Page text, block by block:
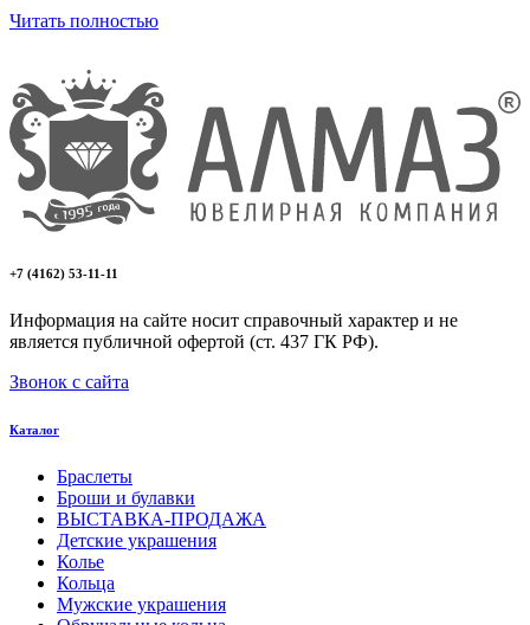
18.5
18.5-23
19
19-20
19-21
19.5
20
21
21-26
21.5
животный мир
зайки
звезды
знаки зодиака
капля
квадрат (куб)
клевер
крест
круг (шар)
крылья и перья
листья
Читать полностью
+7 (4162) 53-11-11
Информация на сайте носит справочный характер и не
является публичной офертой (ст. 437 ГК РФ).
Звонок с сайта
Каталог
Браслеты
Броши и булавки
ВЫСТАВКА-ПРОДАЖА
Детские украшения
Колье
Кольца
Мужские украшения